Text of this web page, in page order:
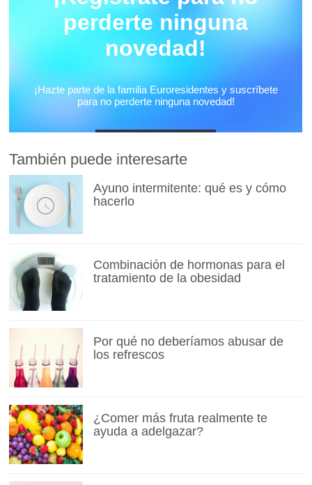
También puede interesarte
Ayuno intermitente: qué es y cómo
hacerlo
Combinación de hormonas para el
tratamiento de la obesidad
Por qué no deberíamos abusar de
los refrescos
¿Comer más fruta realmente te
ayuda a adelgazar?